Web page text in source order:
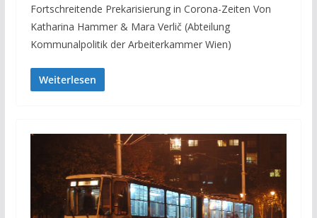
Fortschreitende Prekarisierung in Corona-Zeiten Von
Katharina Hammer & Mara Verlič (Abteilung
Kommunalpolitik der Arbeiterkammer Wien)
Weiterlesen